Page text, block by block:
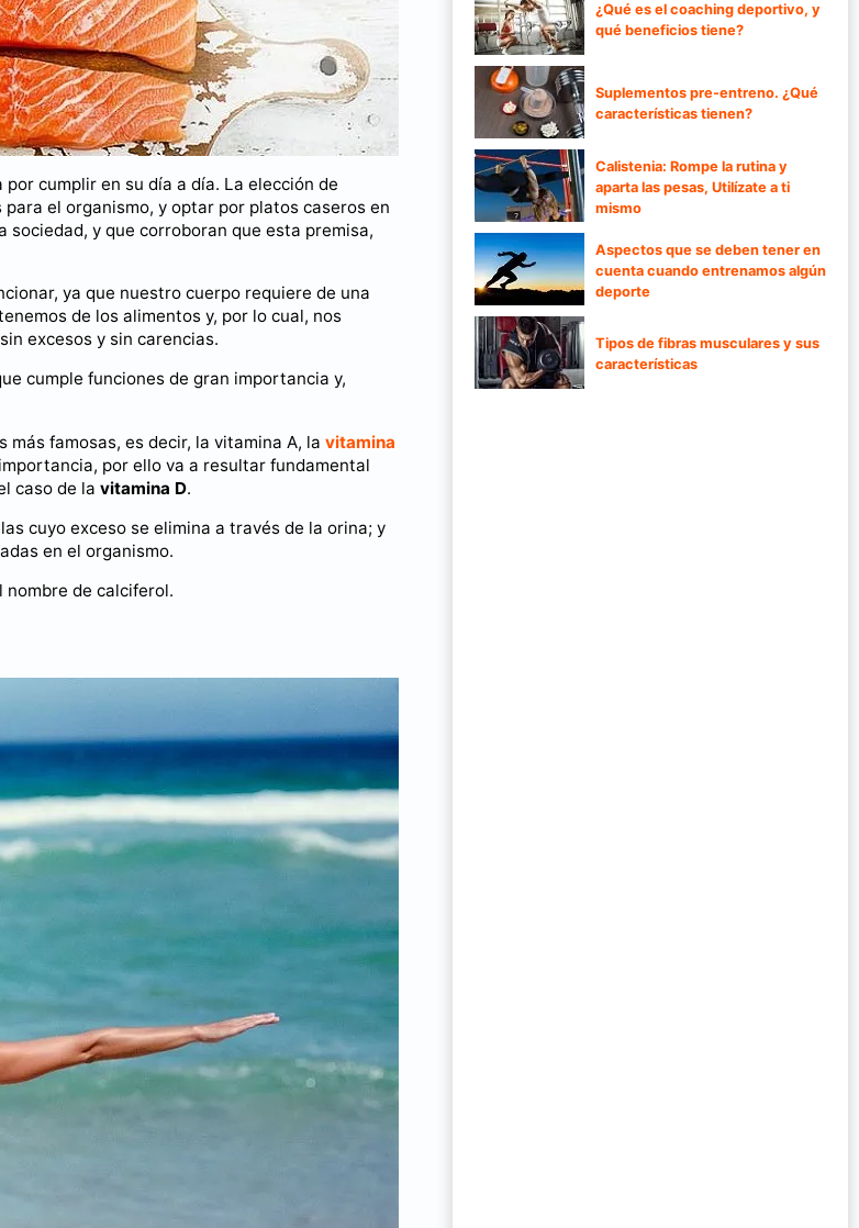
cumplir en su día a día. La elección de
el organismo, y optar por platos caseros en
y que corroboran que esta premisa,
ya que nuestro cuerpo requiere de una
de los alimentos y, por lo cual, nos
excesos y sin carencias.
cumple funciones de gran importancia y,
famosas, es decir, la vitamina A, la vitamina
por ello va a resultar fundamental
caso de la vitamina D.
cuyo exceso se elimina a través de la orina; y
en el organismo.
nombre de calciferol.
¿Qué es el coaching deportivo, y
qué beneficios tiene?
Suplementos pre-entreno. ¿Qué
características tienen?
Calistenia: Rompe la rutina y
aparta las pesas, Utilízate a ti
mismo
Aspectos que se deben tener en
cuenta cuando entrenamos algún
deporte
Tipos de fibras musculares y sus
características